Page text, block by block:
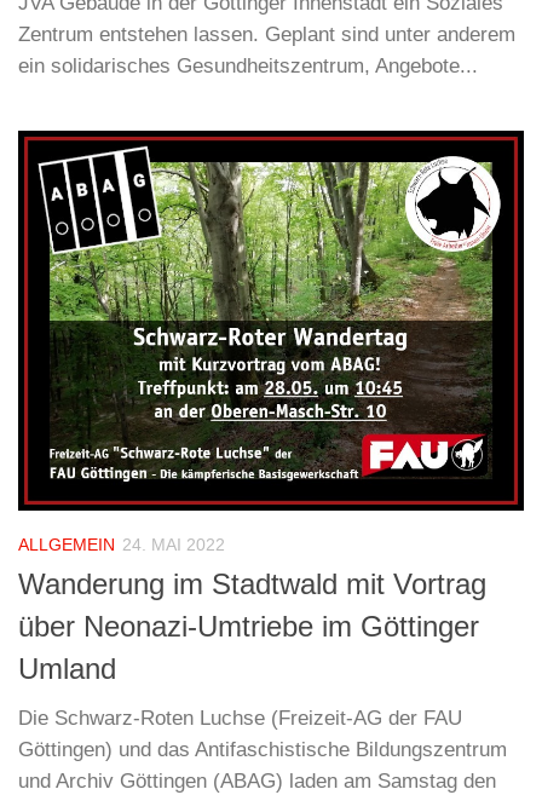
Zentrum entstehen lassen. Geplant sind unter anderem
ein solidarisches Gesundheitszentrum, Angebote...
ALLGEMEIN 24. MAI 2022
Wanderung im Stadtwald mit Vortrag
über Neonazi-Umtriebe im Göttinger
Umland
Die Schwarz-Roten Luchse (Freizeit-AG der FAU
Göttingen) und das Antifaschistische Bildungszentrum
und Archiv Göttingen (ABAG) laden am Samstag den